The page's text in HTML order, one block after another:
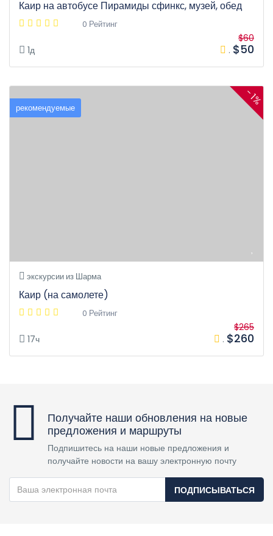
Каир на автобусе Пирамиды сфинкс, музей, обед
0 Рейтинг
1д .
$60
$50
рекомендуемые
- 1%
экскурсии из Шарма
Каир (на самолете)
0 Рейтинг
17ч .
$265
$260
Получайте наши обновления на новые
предложения и маршруты
Подпишитесь на наши новые предложения и
получайте новости на вашу электронную почту
ПОДПИСЫВАТЬСЯ